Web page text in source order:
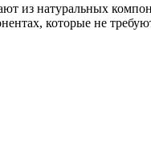
из натуральных
которые не